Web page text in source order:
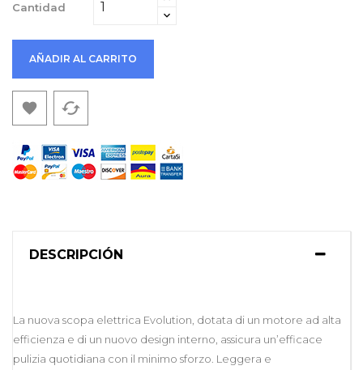
Cantidad
AÑADIR AL CARRITO
 cached
DESCRIPCIÓN
La nuova scopa elettrica Evolution, dotata di un motore ad alta
efficienza e di un nuovo design interno, assicura un’efficace
pulizia quotidiana con il minimo sforzo. Leggera e